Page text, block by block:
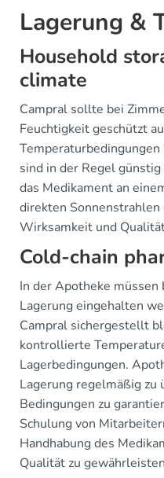
Lagerung &
Household
climate
Campral sollte bei
Feuchtigkeit geschützt
sind in der Regel
das Medikament an
direkten
Wirksamkeit und
Cold-chain
In der Apotheke müssen
Lagerung eingehalten
Campral sichergestellt
kontrollierte
Lagerbedingungen.
Lagerung regelmäßig zu
Bedingungen zu
Schulung von
Handhabung des
Qualität zu